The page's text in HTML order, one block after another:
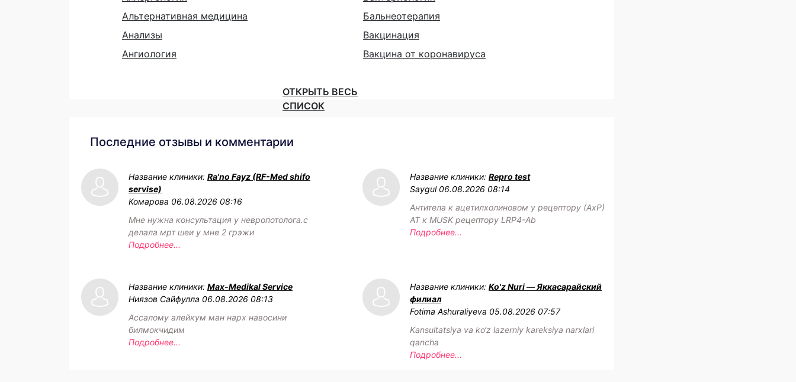
Альтернативная медицина
Анализы
Ангиология
Бальнеотерапия
Вакцинация
Вакцина от коронавируса
ОТКРЫТЬ ВЕСЬ
СПИСОК
Последние отзывы и комментарии
Название клиники: Ra'no Fayz (RF-Med shifo
servise)
Комарова 06.08.2026 08:16
Мне нужна консультация у невропотолога.с
делала мрт шеи у мне 2 грэжи
Подробнее...
Название клиники: Repro test
Saygul 06.08.2026 08:14
Антитела к ацетилхолиновом у рецептору (АхР)
АТ к MUSK рецептору LRP4-Ab
Подробнее...
Название клиники: Max-Medikal Service
Ниязов Сайфулла 06.08.2026 08:13
Ассалому алейкум ман нарх навосини
билмокчидим
Подробнее...
Название клиники: Ko'z Nuri — Яккасарайский
филиал
Fotima Ashuraliyeva 05.08.2026 07:57
Kansultatsiya va ko‘z lazerniy kareksiya narxlari
qancha
Подробнее...